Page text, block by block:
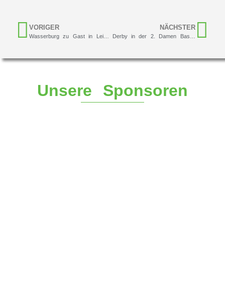
VORIGER
Wasserburg zu Gast in Leimen
NÄCHSTER
Unsere Sponsoren